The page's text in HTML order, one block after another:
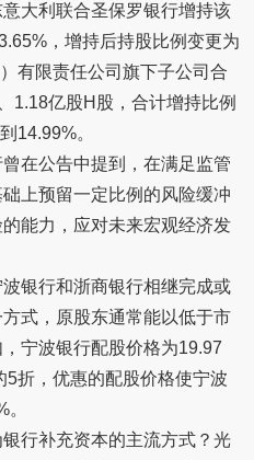
大利联合圣保罗银行增持该
，增持后持股比例变更为
有限责任公司旗下子公司合
1.18亿股H股，合计增持比例
14.99%。
在公告中提到，在满足监管
上预留一定比例的风险缓冲
能力，应对未来宏观经济发
银行和浙商银行相继完成或
式，原股东通常能以低于市
宁波银行配股价格为19.97
折，优惠的配股价格使宁波
行补充资本的主流方式？光